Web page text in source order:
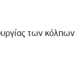
των κόλπων